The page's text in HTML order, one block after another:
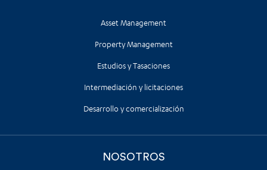
Asset Management
Property Management
Estudios y Tasaciones
Intermediación y licitaciones
Desarrollo y comercialización
NOSOTROS